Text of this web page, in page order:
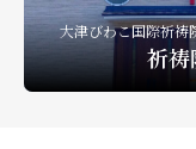
大津びわこ国際祈祷
祈祷